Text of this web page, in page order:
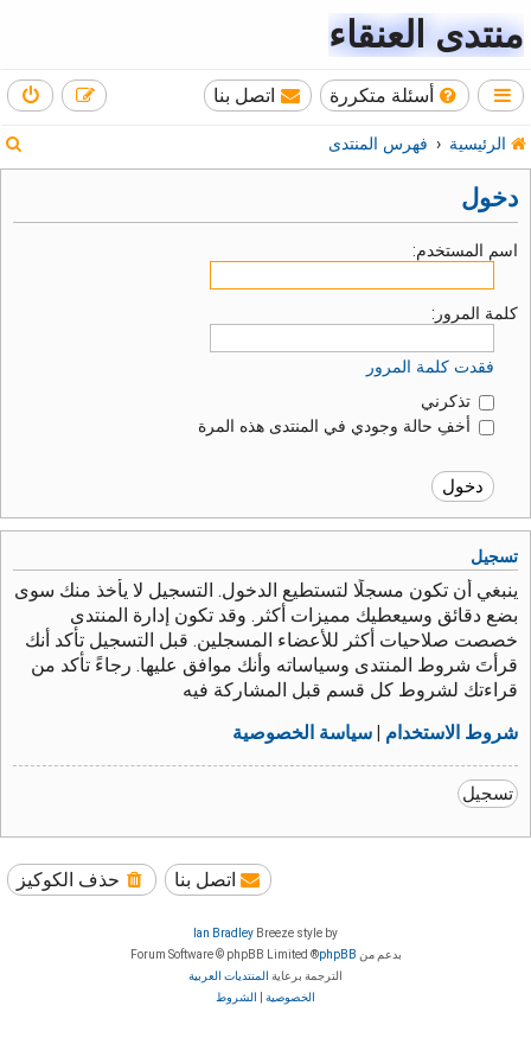
منتدى العنقاء
أسئلة متكررة اتصل بنا
الرئيسية فهرس المنتدى
دخول
اسم المستخدم:
كلمة المرور:
فقدت كلمة المرور
تذكرني
أخفِ حالة وجودي في المنتدى هذه المرة
تسجيل
ينبغي أن تكون مسجلًا لتستطيع الدخول. التسجيل لا يأخذ منك سوى
بضع دقائق وسيعطيك مميزات أكثر. وقد تكون إدارة المنتدى
خصصت صلاحيات أكثر للأعضاء المسجلين. قبل التسجيل تأكد أنك
قرأتَ شروط المنتدى وسياساته وأنك موافق عليها. رجاءً تأكد من
قراءتك لشروط كل قسم قبل المشاركة فيه
شروط الاستخدام سياسة الخصوصية
تسجيل
حذف الكوكيز اتصل بنا
Breeze style by
Ian Bradley
بدعم من phpBB
® Forum Software © phpBB Limited
الترجمة برعاية المنتديات العربية
الخصوصية
الشروط